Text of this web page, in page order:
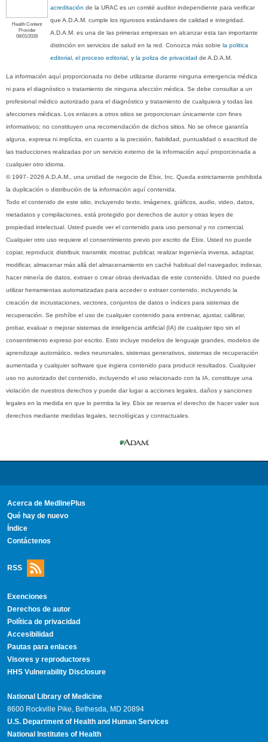
Health Content
Provider
06/01/2028
acreditación de la URAC es un comité auditor independiente para verificar
que A.D.A.M. cumple los rigurosos estándares de calidad e integridad.
A.D.A.M. es una de las primeras empresas en alcanzar esta tan importante
distinción en servicios de salud en la red. Conozca más sobrela politica
editorial, el proceso editorial , yla poliza de privacidad de A.D.A.M.
La información aquí proporcionada no debe utilizarse durante ninguna emergencia médica
ni para el diagnóstico o tratamiento de ninguna afección médica. Se debe consultar a un
profesional médico autorizado para el diagnóstico y tratamiento de cualquiera y todas las
afecciones médicas. Los enlaces a otros sitios se proporcionan únicamente con fines
informativos; no constituyen una recomendación de dichos sitios. No se ofrece garantía
alguna, expresa ni implícita, en cuanto a la precisión, fiabilidad, puntualidad o exactitud de
las traducciones realizadas por un servicio externo de la información aquí proporcionada a
cualquier otro idioma.
© 1997- 2026 A.D.A.M., una unidad de negocio de Ebix, Inc. Queda estrictamente prohibida
la duplicación o distribución de la información aquí contenida.
Todo el contenido de este sitio, incluyendo texto, imágenes, gráficos, audio, video, datos,
metadatos y compilaciones, está protegido por derechos de autor y otras leyes de
propiedad intelectual. Usted puede ver el contenido para uso personal y no comercial.
Cualquier otro uso requiere el consentimiento previo por escrito de Ebix. Usted no puede
copiar, reproducir, distribuir, transmitir, mostrar, publicar, realizar ingeniería inversa, adaptar,
modificar, almacenar más allá del almacenamiento en caché habitual del navegador, indexar,
hacer minería de datos, extraer o crear obras derivadas de este contenido. Usted no puede
utilizar herramientas automatizadas para acceder o extraer contenido, incluyendo la
creación de incrustaciones, vectores, conjuntos de datos o índices para sistemas de
recuperación. Se prohíbe el uso de cualquier contenido para entrenar, ajustar, calibrar,
probar, evaluar o mejorar sistemas de inteligencia artificial (IA) de cualquier tipo sin el
consentimiento expreso por escrito. Esto incluye modelos de lenguaje grandes, modelos de
aprendizaje automático, redes neuronales, sistemas generativos, sistemas de recuperación
aumentada y cualquier software que ingiera contenido para producir resultados. Cualquier
uso no autorizado del contenido, incluyendo el uso relacionado con la IA, constituye una
violación de nuestros derechos y puede dar lugar a acciones legales, daños y sanciones
legales en la medida en que lo permita la ley. Ebix se reserva el derecho de hacer valer sus
derechos mediante medidas legales, tecnológicas y contractuales.
Acerca de MedlinePlus
Qué hay de nuevo
Índice
Contáctenos
RSS
Exenciones
Derechos de autor
Política de privacidad
Accesibilidad
Pautas para enlaces
Visores y reproductores
HHS Vulnerability Disclosure
National Library of Medicine
8600 Rockville Pike, Bethesda, MD 20894
U.S. Department of Health and Human Services
National Institutes of Health